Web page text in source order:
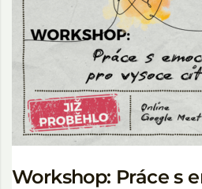
Workshop: Práce s